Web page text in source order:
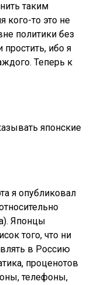
таким
кого-то это не
политики без
ибо я
Теперь к
я опубликовал
). Японцы
того, что ни
в Россию
проценотов
телефоны,